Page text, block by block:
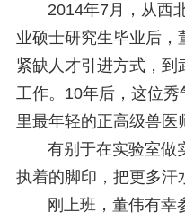
2014年7月，从西
业硕士研究生毕业后，
紧缺人才引进方式，到
工作。10年后，这位
里最年轻的正高级兽医
有别于在实验室做
执着的脚印，把更多汗
刚上班，董伟有幸